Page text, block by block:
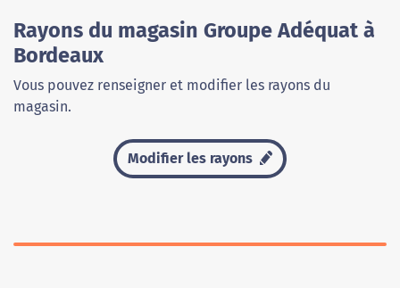
Rayons du magasin Groupe Adéquat à
Bordeaux
Vous pouvez renseigner et modifier les rayons du
magasin.
Modifier les rayons